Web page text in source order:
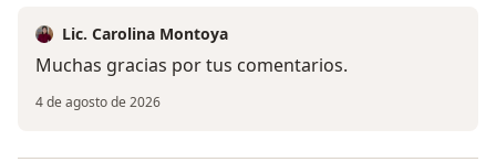
Lic. Carolina Montoya
Muchas gracias por tus comentarios.
4 de agosto de 2026